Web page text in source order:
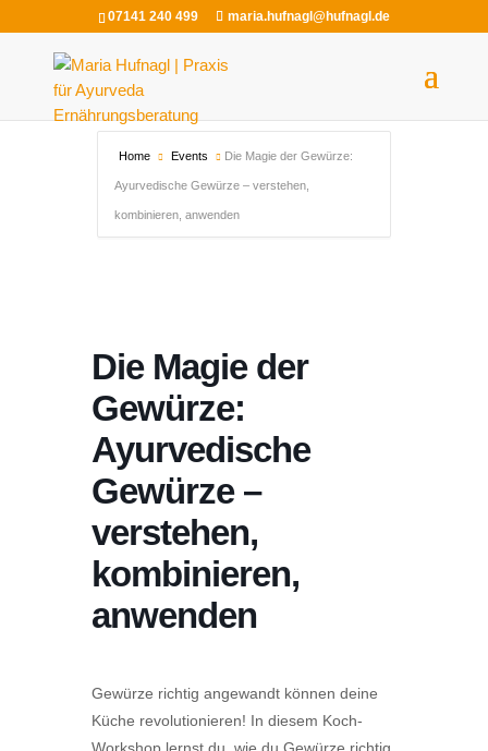
07141 240 499 maria.hufnagl@hufnagl.de
Home Events Die Magie der Gewürze:
Ayurvedische Gewürze – verstehen,
kombinieren, anwenden
Die Magie der
Gewürze:
Ayurvedische
Gewürze –
verstehen,
kombinieren,
anwenden
Gewürze richtig angewandt können deine
Küche revolutionieren! In diesem Koch-